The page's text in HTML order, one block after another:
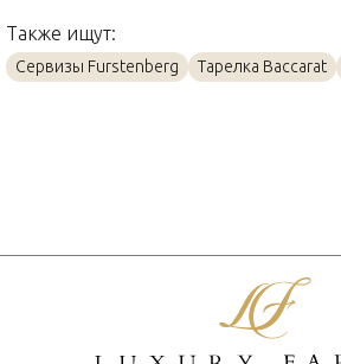
Страна производителя
Материал
Фарфор
Также ищут:
Сервизы Furstenberg Тарелка Baccarat